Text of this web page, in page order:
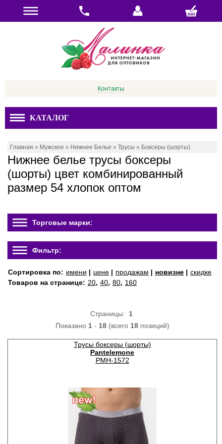
Контакты
КАТАЛОГ
Главная » Мужское » Нижнее Белье » Трусы » Боксеры (шорты)
Нижнее белье трусы боксеры
(шорты) цвет комбинированный
размер 54 хлопок оптом
Торговые марки:
Фильтр:
Сортировка по: имени | цене | продажам | новизне | скидке
Товаров на странице: 20, 40, 80, 160
Страницы: 1
Показано 1- 18(всего 18позиций)
Трусы боксеры (шорты)
Pantelemone
PMH-1572